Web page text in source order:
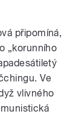
připomíná,
„korunního
Ve
vlivného